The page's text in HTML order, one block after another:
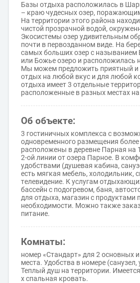
Базы отдыха расположилась в
– краю чудесных озер,
На территории этого района
чистой прозрачной водой,
Экосистемы озер удивительным
почти в первозданном виде. На
самых больших озер с называнием
или Божье озеро и расположилась
Мы можем предложить приятный и
отдых на любой вкус и для любой
отдыха имеет 3 отдельные
расположенные в разных местах на
Об объекте:
3 гостиничных комплекса с
одновременного размещения более
расположены в деревне Парная на
2-ой линии от озера Парное. В
удобствами (душевая кабина,
есть мягкая мебель, холодильник,
телевидение. К услугам
бассейн с подогревом, баня,
для отдыха, магазин с продуктами
необходимости. Можно также
питание.
Комнаты:
номер «Стандарт» для 2 основных
места. Удобства в номере
Теплый душ на территории.
х спальная кровать.